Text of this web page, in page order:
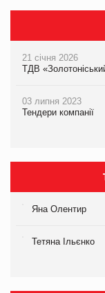
21 січня 2026
ТДВ
03 липня 2023
Тендери компанії
Яна Олентир
Тетяна Ільєнко